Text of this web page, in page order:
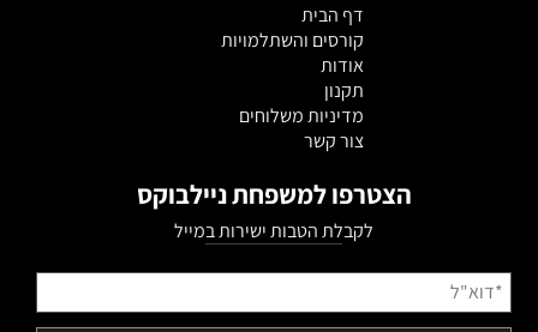
דף הבית
קורסים והשתלמויות
אודות
תקנון
מדיניות משלוחים
צור קשר
הצטרפו למשפחת ניילבוקס
לקבלת הטבות ישירות במייל